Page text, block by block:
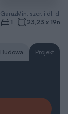
Garaż
1
Min. szer. i dł.
23,23 x 19m
Budowa Projekt